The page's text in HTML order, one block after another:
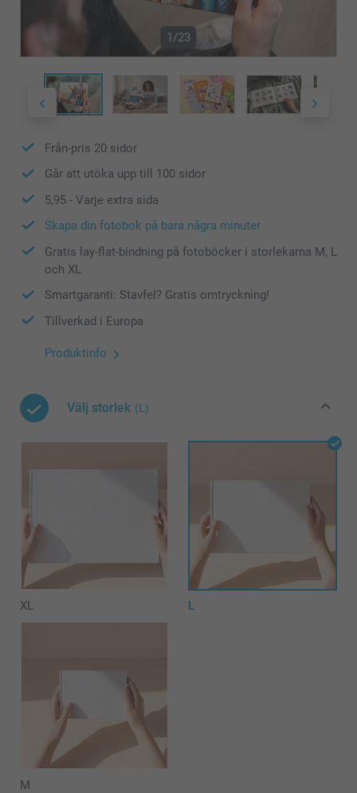
1/23
Från-pris 20 sidor
Går att utöka upp till 100 sidor
5,95 - Varje extra sida
Skapa din fotobok på bara några minuter
Gratis lay-flat-bindning på fotoböcker i storlekarna M, L
och XL
Smartgaranti: Stavfel? Gratis omtryckning!
Tillverkad i Europa
Produktinfo
Välj storlek (L)
XL L
M